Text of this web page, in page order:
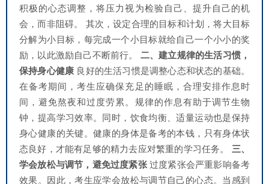
积极的心态调整，将压力视为检验自己、提升自己的机
会，而非阻碍。 其次，设定合理的目标和计划，将大目标
分解为小目标，每完成一个小目标就给自己一个小小的奖
励，以此激励自己不断前行。 二、建立规律的生活习惯，
保持身心健康 良好的生活习惯是调整心态和状态的基础。
在备考期间，考生应确保充足的睡眠，合理安排作息时
间，避免熬夜和过度劳累。规律的作息有助于调节生物
钟，提高学习效率。同时，饮食均衡、适量运动也是保持
身心健康的关键。健康的身体是备考的本钱，只有身体状
态良好，才能有足够的精力去应对繁重的学习任务。 三、
学会放松与调节，避免过度紧张过度紧张会严重影响备考
效果。因此，考生应学会放松与调节自己的心态。当感到